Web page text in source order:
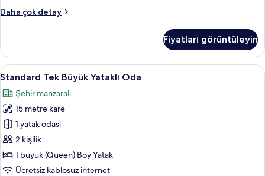
Daha çok detay
Standard
Oda
hakkında
daha
detay
Fiyatları görüntüleyin
Standard
Tek
Büyük
Yataklı
Oda
için
tüm
fotoğrafları
Standard Tek Büyük Yataklı Oda |
6
Standard Tek Büyük Yataklı Oda
Şehir manzaralı
15 metre kare
1 yatak odası
2 kişilik
1 büyük (Queen) Boy Yatak
Ücretsiz kablosuz internet